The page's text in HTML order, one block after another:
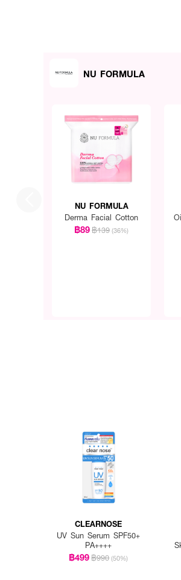
NU FORMULA
NU FORMULA
Derma Facial Cotton
฿89฿139 (36%)
CLEARNOSE
UV Sun Serum SPF50+
PA++++
฿499฿990 (50%)